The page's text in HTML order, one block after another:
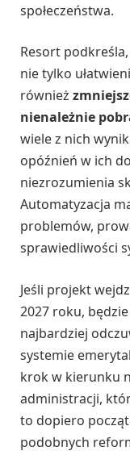
społeczeństwa.
Resort
nie tylko
również
nienależnie
wiele z nich
opóźnień w ich
niezrozumienia
Automatyzacja
problemów,
sprawiedliwości
Jeśli projekt
2027 roku,
najbardziej
systemie
krok w kierunku
administracji,
to dopiero
podobnych